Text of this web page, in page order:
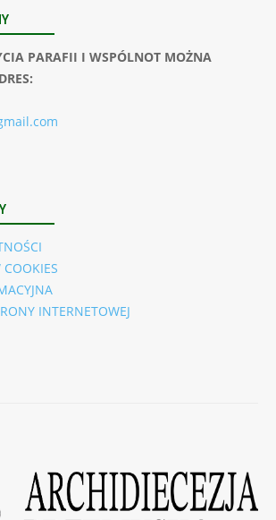
PARAFII I WSPÓLNOT MOŻNA
COOKIES
INTERNETOWEJ